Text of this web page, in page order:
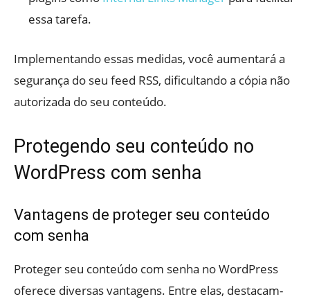
essa tarefa.
Implementando essas medidas, você aumentará a
segurança do seu feed RSS, dificultando a cópia não
autorizada do seu conteúdo.
Protegendo seu conteúdo no
WordPress com senha
Vantagens de proteger seu conteúdo
com senha
Proteger seu conteúdo com senha no WordPress
oferece diversas vantagens. Entre elas, destacam-